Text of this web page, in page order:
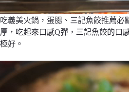
吃義美火鍋，蛋腸、三記魚餃推薦必
厚，吃起來口感Q彈，三記魚餃的口
極好。